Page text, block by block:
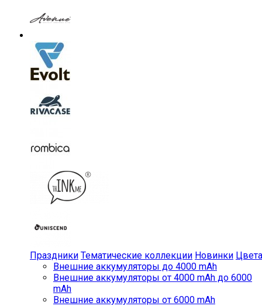
Праздники Тематические коллекции Новинки Цвета
Внешние аккумуляторы до 4000 mAh
Внешние аккумуляторы от 4000 mAh до 6000
mAh
Внешние аккумуляторы от 6000 mAh